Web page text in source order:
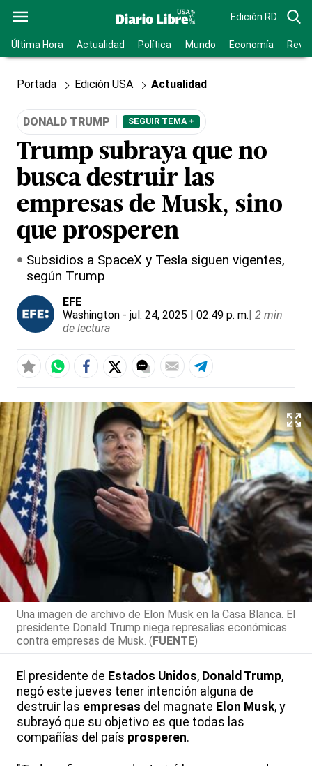
Edición RD
Última Hora Actualidad Política Mundo Economía
Portada Edición USA Actualidad
DONALD TRUMP SEGUIR TEMA +
Trump subraya que no
busca destruir las
empresas de Musk, sino
que prosperen
Subsidios a SpaceX y Tesla siguen vigentes,
según Trump
EFE
Washington - jul. 24, 2025 | 02:49 p. m.| 2 min
de lectura
Una imagen de archivo de Elon Musk en la Casa Blanca. El
presidente Donald Trump niega represalias económicas
contra empresas de Musk. (FUENTE)
El presidente de Estados Unidos, Donald Trump,
negó este jueves tener intención alguna de
destruir las empresas del magnate Elon Musk, y
subrayó que su objetivo es que todas las
compañías del país prosperen.